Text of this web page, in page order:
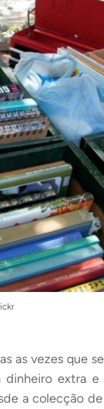
as vezes que
extra
a colecção